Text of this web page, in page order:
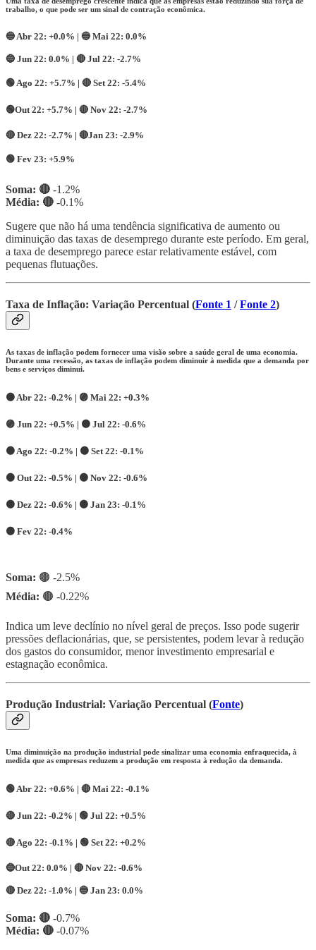
trabalho, o que pode ser um sinal de contração econômica.
🔵 Abr 22: +0.0% | 🔵 Mai 22: 0.0%
🔵 Jun 22: 0.0% | 🔴 Jul 22: -2.7%
🟢 Ago 22: +5.7% | 🔴 Set 22: -5.4%
🟢Out 22: +5.7% | 🔴 Nov 22: -2.7%
🔴 Dez 22: -2.7% | 🔴Jan 23: -2.9%
🟢 Fev 23: +5.9%
Soma: 🔴 -1.2%
Média: 🔴 -0.1%
Sugere que não há uma tendência significativa de aumento ou
diminuição das taxas de desemprego durante este período. Em geral,
a taxa de desemprego parece estar relativamente estável, com
pequenas flutuações.
Taxa de Inflação: Variação Percentual (Fonte 1 /Fonte 2)
As taxas de inflação podem fornecer uma visão sobre a saúde geral de uma economia.
Durante uma recessão, as taxas de inflação podem diminuir à medida que a demanda por
bens e serviços diminui.
🟤Abr 22: -0.2% | 🟣 Mai 22: +0.3%
🟣 Jun 22: +0.5% | 🟤 Jul 22: -0.6%
🟤 Ago 22: -0.2% | 🟤 Set 22: -0.1%
🟤 Out 22: -0.5% | 🟤 Nov 22: -0.6%
🟤 Dez 22: -0.6% | 🟤 Jan 23: -0.1%
🟤 Fev 22: -0.4%
Soma: 🟤 -2.5%
Média: 🟤 -0.22%
Indica um leve declínio no nível geral de preços. Isso pode sugerir
pressões deflacionárias, que, se persistentes, podem levar à redução
dos gastos do consumidor, menor investimento empresarial e
estagnação econômica.
Produção Industrial: Variação Percentual (Fonte)
Uma diminuição na produção industrial pode sinalizar uma economia enfraquecida, à
medida que as empresas reduzem a produção em resposta à redução da demanda.
🟢 Abr 22: +0.6% | 🔴 Mai 22: -0.1%
🔴 Jun 22: -0.2% | 🟢 Jul 22: +0.5%
🔴 Ago 22: -0.1% | 🟢 Set 22: +0.2%
🔵Out 22: 0.0% | 🔴 Nov 22: -0.6%
🔴 Dez 22: -1.0% | 🔵 Jan 23: 0.0%
Soma: 🔴 -0.7%
Média: 🔴 -0.07%